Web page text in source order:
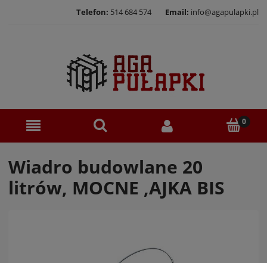
Telefon: 514 684 574 Email: info@agapulapki.pl
Wiadro budowlane 20
litrów, MOCNE ,AJKA BIS